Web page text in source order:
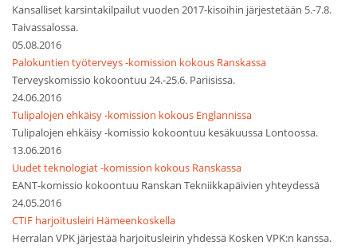
Kansalliset karsintakilpailut vuoden 2017-kisoihin järjestetään 5.-7.8.
Taivassalossa.
05.08.2016
Palokuntien työterveys -komission kokous Ranskassa
Terveyskomissio kokoontuu 24.-25.6. Pariisissa.
24.06.2016
Tulipalojen ehkäisy -komission kokous Englannissa
Tulipalojen ehkäisy -komissio kokoontuu kesäkuussa Lontoossa.
13.06.2016
Uudet teknologiat -komission kokous Ranskassa
EANT-komissio kokoontuu Ranskan Tekniikkapäivien yhteydessä
24.05.2016
CTIF harjoitusleiri Hämeenkoskella
Herralan VPK järjestää harjoitusleirin yhdessä Kosken VPK:n kanssa.